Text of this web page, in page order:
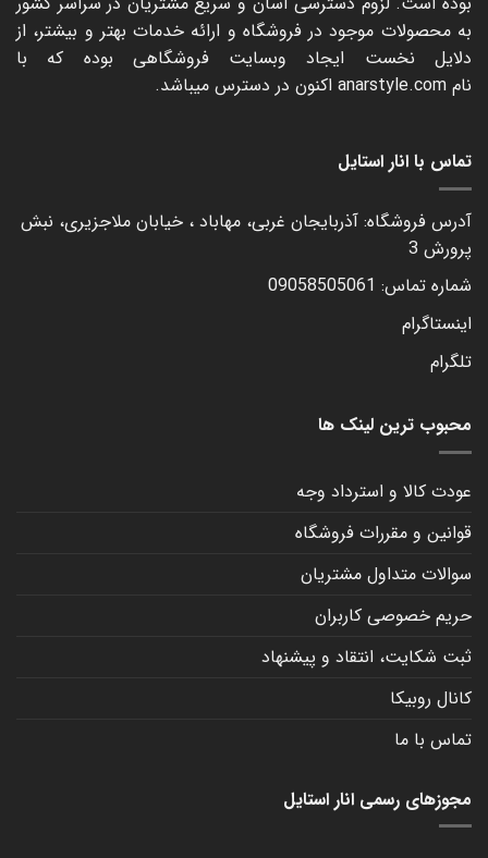
به محصولات موجود در فروشگاه و ارائه خدمات بهتر و بیشتر، از
دلایل نخست ایجاد وبسایت فروشگاهی بوده که با
نام anarstyle.com اکنون در دسترس میباشد.
تماس با انار استایل
آدرس فروشگاه: آذربایجان غربی، مهاباد ، خیابان ملاجزیری، نبش
پرورش 3
شماره تماس: 09058505061
اینستاگرام
تلگرام
محبوب ترین لینک ها
عودت کالا و استرداد وجه
قوانین و مقررات فروشگاه
سوالات متداول مشتریان
حریم خصوصی کاربران
ثبت شکایت، انتقاد و پیشنهاد
کانال روبیکا
تماس با ما
مجوزهای رسمی انار استایل